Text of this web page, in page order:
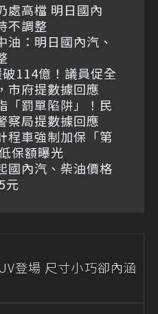
處高檔 明日國內
不調整
油：明日國內汽、
114億！議員促全
市府提數據回應
「罰單陷阱」！民
察局提數據回應
程車強制加保「第
保額曝光
國內汽、柴油價格
元
登場 尺寸小巧卻內涵